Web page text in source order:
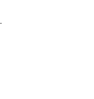
citlivou pleť